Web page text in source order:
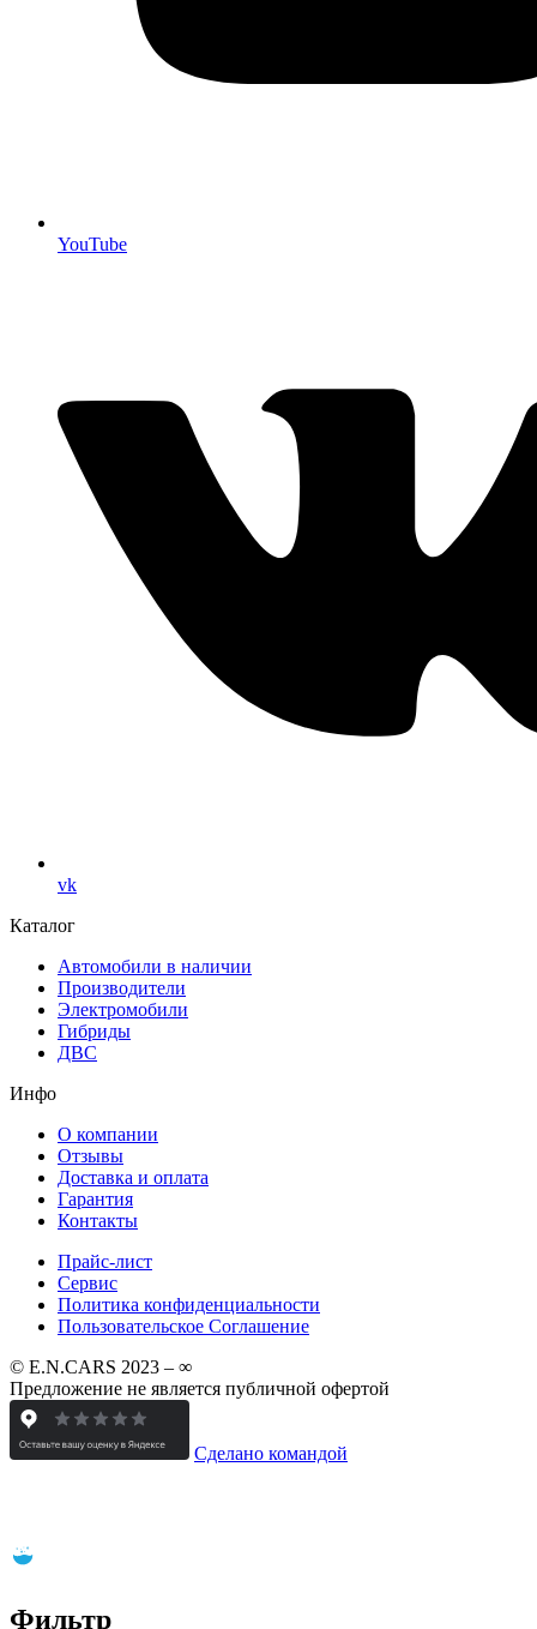
YouTube
vk
Каталог
Автомобили в наличии
Производители
Электромобили
Гибриды
ДВС
Инфо
О компании
Отзывы
Доставка и оплата
Гарантия
Контакты
Прайс-лист
Сервис
Политика конфиденциальности
Пользовательское Соглашение
© E.N.CARS 2023 – ∞
Предложение не является публичной офертой
Сделано командой
Фильтр